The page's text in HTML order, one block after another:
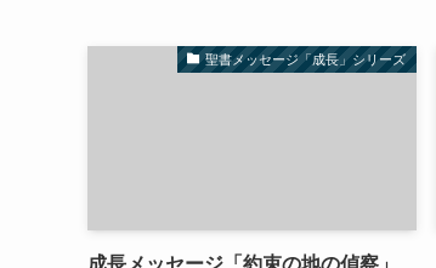
聖書メッセージ「成長」シリーズ